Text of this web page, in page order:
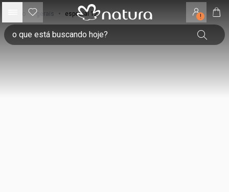
!
• gerais • especial 12